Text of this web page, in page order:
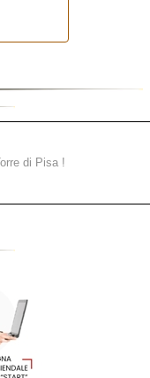
di Pisa !